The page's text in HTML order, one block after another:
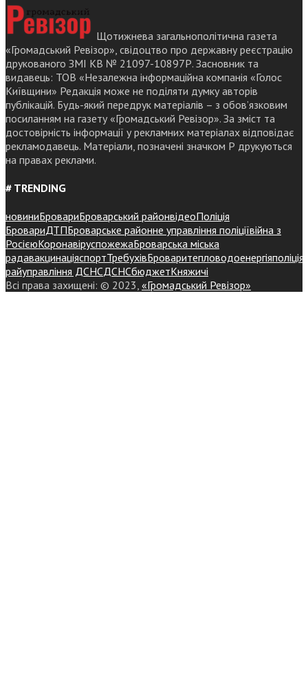
Щотижнева загальнополітична газета
«Громадський Ревізор», свідоцтво про державну реєстрацію
друкованого ЗМІ КВ № 21097-10897Р. Засновник та
видавець: ТОВ «Незалежна інформаційна компанія «Голос
Київщини» Редакція може не поділяти думку авторів
публікацій. Будь-який передрук матеріалів – з обов’язковим
посиланням на газету «Громадський Ревізор». За зміст та
достовірність інформації у рекламних матеріалах відповідає
рекламодавець. Матеріали, позначені значком Р друкуються
на правах реклами.
# TRENDING
новиниБровариБроварський районвідеоПоліція
БровариДТПБроварське районне управління поліціївійна з
РосієюКоронавіруспожежаБроварська міська
радавакцинаціяспортТребухівБроваритепловодоенергіяполіція
райуправління ДСНСДСНСбюджетКняжичі
Всі права захищені: © 2023, «Громадський Ревізор»